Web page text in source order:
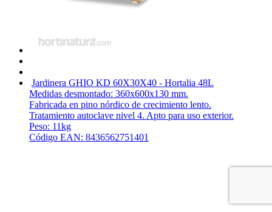
Jardinera GHIO KD 60X30X40 - Hortalia 48L
Medidas desmontado: 360x600x130 mm.
Fabricada en pino nórdico de crecimiento lento.
Tratamiento autoclave nivel 4. Apto para uso exterior.
Peso: 11kg
Código EAN: 8436562751401